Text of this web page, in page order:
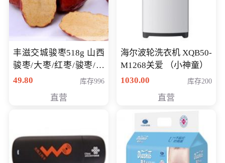
丰滋交城骏枣518g 山西
骏枣/大枣/红枣/骏枣/热
销千件/
49.80 库存996
直营
海尔波轮洗衣机 XQB50-
M1268关爱 （小神童）
1030.00
库存200
直营